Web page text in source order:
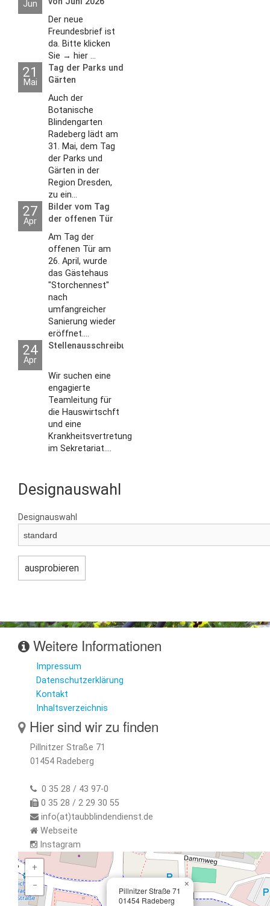
Jun
Der neue
Freundesbrief ist
da. Bitte klicken
Sie → hier ...
21
Mai
Tag der Parks und
Gärten
Auch der
Botanische
Blindengarten
Radeberg lädt am
31. Mai, dem Tag
der Parks und
Gärten in der
Region Dresden,
zu ein...
27
Apr
Bilder vom Tag
der offenen Tür
2026
Am Tag der
offenen Tür am
26. April, wurde
das Gästehaus
"Storchennest"
nach
umfangreicher
Sanierung wieder
eröffnet....
24
Apr
Stellenausschreibungen
Wir suchen eine
engagierte
Teamleitung für
die Hauswirtschft
und eine
Krankheitsvertretung
im Sekretariat....
Designauswahl
Designauswahl
Weitere Informationen
Impressum
Datenschutzerklärung
Kontakt
Inhaltsverzeichnis
Hier sind wir zu finden
Pillnitzer Straße 71
01454 Radeberg
0 35 28 / 43 97-0
0 35 28 / 2 29 30 55
info(at)taubblindendienst.de
Webseite
Instagram
Pillnitzer Straße 71
01454 Radeberg
×
+
−